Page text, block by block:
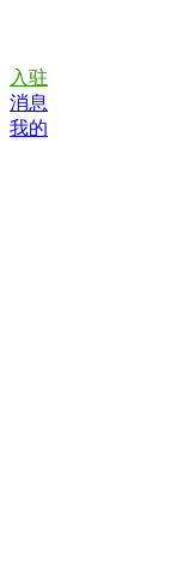
入驻
消息
我的